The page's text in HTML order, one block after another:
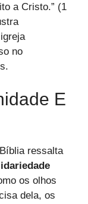
a Cristo.” (1
no
E
ressalta
os olhos
dela, os